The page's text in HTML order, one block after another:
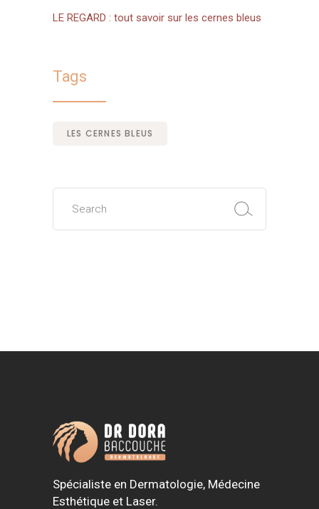
LE REGARD : tout savoir sur les cernes bleus
Tags
LES CERNES BLEUS
Spécialiste en Dermatologie, Médecine
Esthétique et Laser.